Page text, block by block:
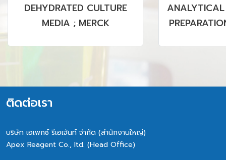
DEHYDRATED CULTURE
MEDIA ; MERCK
ติดต่อเรา
บริษัท เอเพกซ์ รีเอเจ้นท์ จำกัด (สำนักงานใหญ่)
Apex Reagent Co., Itd. (Head Office)